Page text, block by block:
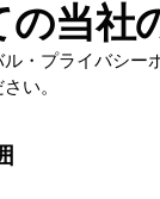
の当社
・プライバシー
い。